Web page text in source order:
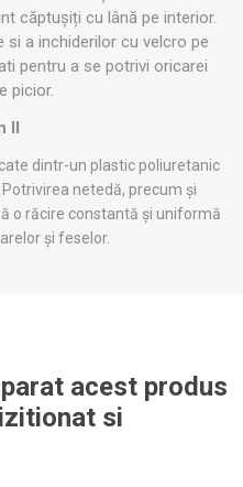
căptușiți cu lână pe interior.
a inchiderilor cu velcro pe
pentru a se potrivi oricarei
picior.
II
dintr-un plastic poliuretanic
netedă, precum și
o răcire constantă și uniformă
și feselor.
acest produs
si